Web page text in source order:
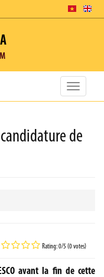
Toggle
de
Rating: 0/5 (0 votes)
avant la fin de cette